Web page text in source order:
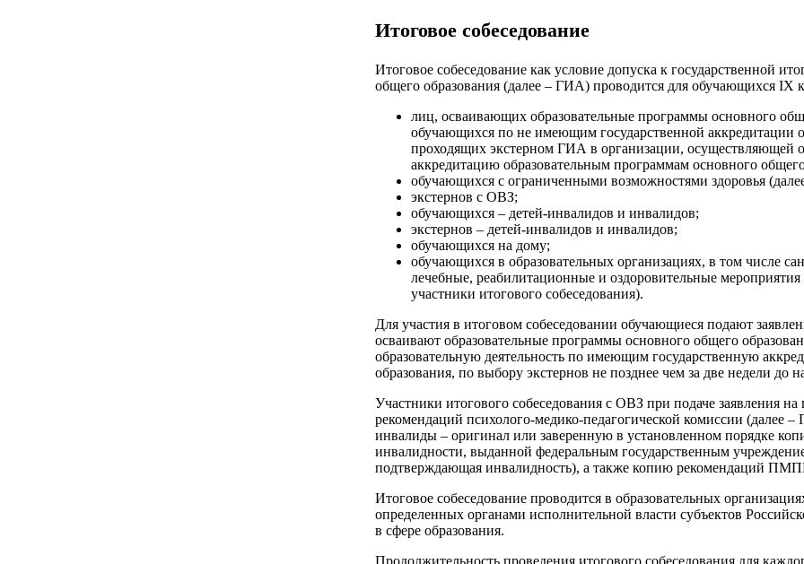
Итоговое собеседование
Итоговое собеседование как условие допуска к государственной
общего образования (далее – ГИА) проводится для обучающихся IX
лиц, осваивающих образовательные программы основного
обучающихся по не имеющим государственной аккредитации
проходящих экстерном ГИА в организации, осуществляющей
аккредитацию образовательным программам основного
обучающихся с ограниченными возможностями здоровья
экстернов с ОВЗ;
обучающихся – детей-инвалидов и инвалидов;
экстернов – детей-инвалидов и инвалидов;
обучающихся на дому;
обучающихся в образовательных организациях, в том числе
лечебные, реабилитационные и оздоровительные
участники итогового собеседования).
Для участия в итоговом собеседовании обучающиеся подают
осваивают образовательные программы основного общего
образовательную деятельность по имеющим государственную
образования, по выбору экстернов не позднее чем за две недели до
Участники итогового собеседования с ОВЗ при подаче заявления
рекомендаций психолого-медико-педагогической комиссии
инвалиды – оригинал или заверенную в установленном порядке
инвалидности, выданной федеральным государственным
подтверждающая инвалидность), а также копию рекомендаций
Итоговое собеседование проводится в образовательных
определенных органами исполнительной власти субъектов
в сфере образования.